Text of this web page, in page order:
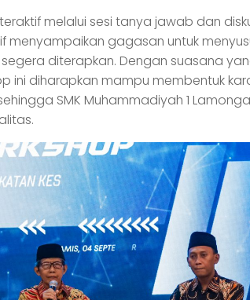
melalui sesi tanya jawab dan
menyampaikan gagasan untuk
diterapkan. Dengan suasana
ini diharapkan mampu membentuk
SMK Muhammadiyah 1